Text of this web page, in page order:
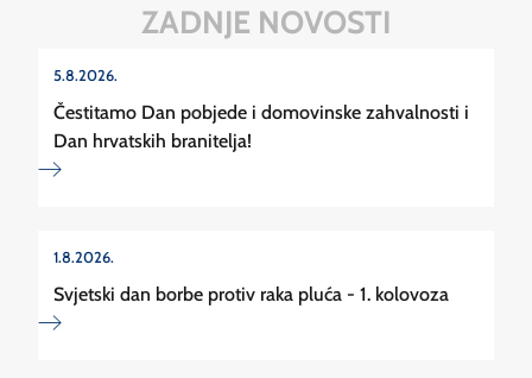
ZADNJE NOVOSTI
5.8.2026.
Čestitamo Dan pobjede i domovinske zahvalnosti i
Dan hrvatskih branitelja!
1.8.2026.
Svjetski dan borbe protiv raka pluća - 1. kolovoza